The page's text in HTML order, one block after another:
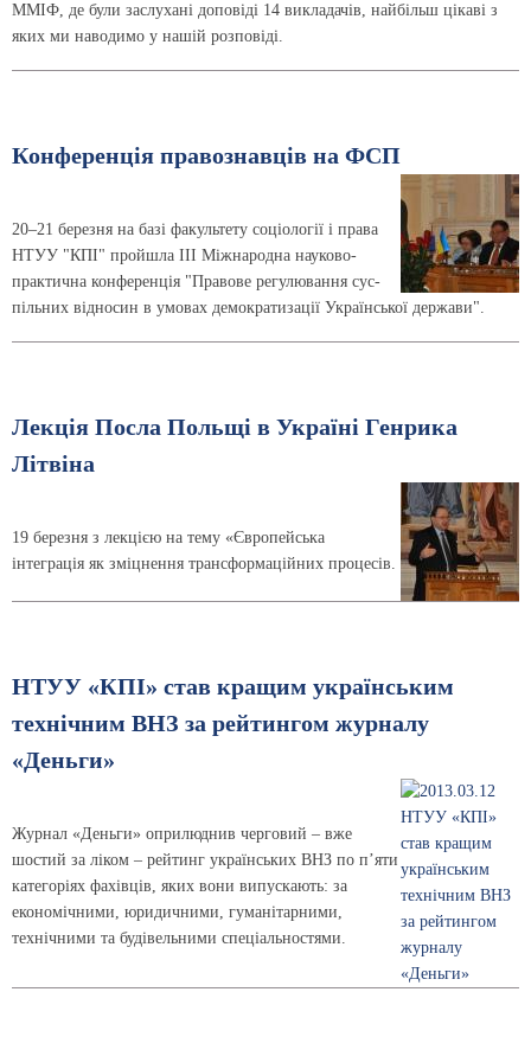
ММІФ, де були заслухані доповіді 14 викладачів, найбільш цікаві з
яких ми наводимо у нашій розповіді.
Конференція правознавців на ФСП
20–21 березня на базі факультету соціології і права
НТУУ "КПІ" пройшла III Міжнародна науково-
практична конференція "Правове регулювання сус­
пільних відносин в умовах демократизації Української держави".
Лекція Посла Польщі в Україні Генрика
Літвіна
19 березня з лекцією на тему «Європейська
інтеграція як зміцнення трансформаційних процесів.
НТУУ «КПІ» став кращим українським
технічним ВНЗ за рейтингом журналу
«Деньги»
Журнал «Деньги» оприлюднив черговий – вже
шостий за ліком – рейтинг українських ВНЗ по п’яти
категоріях фахівців, яких вони випускають: за
економічними, юридичними, гуманітарними,
технічними та будівельними спеціальностями.